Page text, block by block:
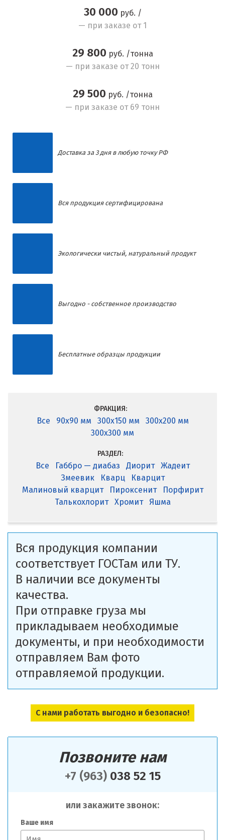
Позвоните нам
+7 (963)038 52 15
или закажите звонок:
Ваше имя
30 000 руб. /
— при заказе от 1
29 800 руб. /тонна
— при заказе от 20 тонн
29 500 руб. /тонна
— при заказе от 69 тонн
Доставка за 3 дня в любую точку РФ
Вся продукция сертифицирована
Экологически чистый, натуральный продукт
Выгодно - собственное производство
Бесплатные образцы продукции
ФРАКЦИЯ:
Все 90x90 мм 300x150 мм
300x200 мм
300x300 мм
РАЗДЕЛ:
Все Габбро — диабаз Диорит
Жадеит
Змеевик
Кварц
Кварцит
Малиновый кварцит
Пироксенит
Порфирит
Талькохлорит
Хромит Яшма
Вся продукция компании
соответствует ГОСТам или ТУ.
В наличии все документы
качества.
При отправке груза мы
прикладываем необходимые
документы, и при необходимости
отправляем Вам фото
отправляемой продукции.
С нами работать выгодно и безопасно!